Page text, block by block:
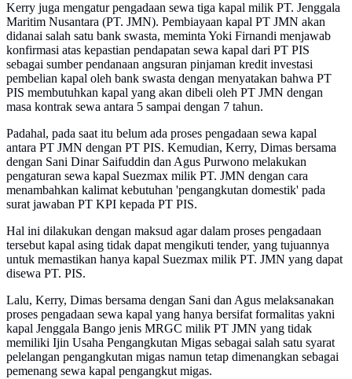
Kerry juga mengatur pengadaan sewa tiga kapal milik PT. Jenggala
Maritim Nusantara (PT. JMN). Pembiayaan kapal PT JMN akan
didanai salah satu bank swasta, meminta Yoki Firnandi menjawab
konfirmasi atas kepastian pendapatan sewa kapal dari PT PIS
sebagai sumber pendanaan angsuran pinjaman kredit investasi
pembelian kapal oleh bank swasta dengan menyatakan bahwa PT
PIS membutuhkan kapal yang akan dibeli oleh PT JMN dengan
masa kontrak sewa antara 5 sampai dengan 7 tahun.
Padahal, pada saat itu belum ada proses pengadaan sewa kapal
antara PT JMN dengan PT PIS. Kemudian, Kerry, Dimas bersama
dengan Sani Dinar Saifuddin dan Agus Purwono melakukan
pengaturan sewa kapal Suezmax milik PT. JMN dengan cara
menambahkan kalimat kebutuhan 'pengangkutan domestik' pada
surat jawaban PT KPI kepada PT PIS.
Hal ini dilakukan dengan maksud agar dalam proses pengadaan
tersebut kapal asing tidak dapat mengikuti tender, yang tujuannya
untuk memastikan hanya kapal Suezmax milik PT. JMN yang dapat
disewa PT. PIS.
Lalu, Kerry, Dimas bersama dengan Sani dan Agus melaksanakan
proses pengadaan sewa kapal yang hanya bersifat formalitas yakni
kapal Jenggala Bango jenis MRGC milik PT JMN yang tidak
memiliki Ijin Usaha Pengangkutan Migas sebagai salah satu syarat
pelelangan pengangkutan migas namun tetap dimenangkan sebagai
pemenang sewa kapal pengangkut migas.